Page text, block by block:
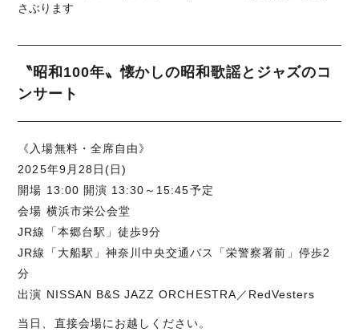
さぶります
〝昭和100年〟懐かしの昭和歌謡とジャズのコ
ンサート
《入場無料・全席自由》
2025年9月28日(日)
開場 13:00 開演 13:30～15:45予定
会場 横浜市栄公会堂
JR線「本郷台駅」徒歩9分
JR線「大船駅」神奈川中央交通バス「栄警察署前」停歩2
分
出演 NISSAN B&S JAZZ ORCHESTRA／RedVesters
当日、直接会場にお越しください。